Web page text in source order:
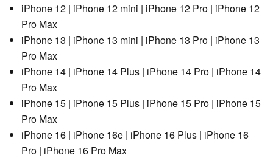
iPhone 12 | iPhone 12 mini | iPhone 12 Pro | iPhone 12
Pro Max
iPhone 13 | iPhone 13 mini | iPhone 13 Pro | iPhone 13
Pro Max
iPhone 14 | iPhone 14 Plus | iPhone 14 Pro | iPhone 14
Pro Max
iPhone 15 | iPhone 15 Plus | iPhone 15 Pro | iPhone 15
Pro Max
iPhone 16 | iPhone 16e | iPhone 16 Plus | iPhone 16
Pro | iPhone 16 Pro Max